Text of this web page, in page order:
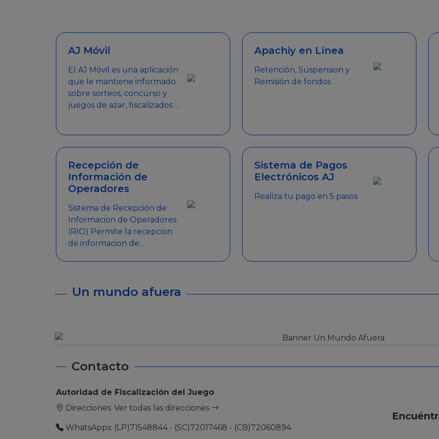
AJ Móvil
El AJ Móvil es una aplicación
que le mantiene informado
sobre sorteos, concurso y
juegos de azar, fiscalizados y
promoción empresarial o
palabra clave.
Apachiy en Línea
Retención, Suspension y
Remisión de fondos
Recepción de
Información de
Operadores
Sistema de Recepción de
Informacion de Operadores
(RIO) Permite la recepcion
de informacion de
significativos, entre otros.
Sistema de Pagos
Electrónicos AJ
Realiza tu pago en 5 pasos
Un mundo afuera
Contacto
Autoridad de Fiscalización del Juego
Direcciones: Ver todas las direcciones
WhatsApps: (LP)71548844 - (SC)72017468 - (CB)72060894